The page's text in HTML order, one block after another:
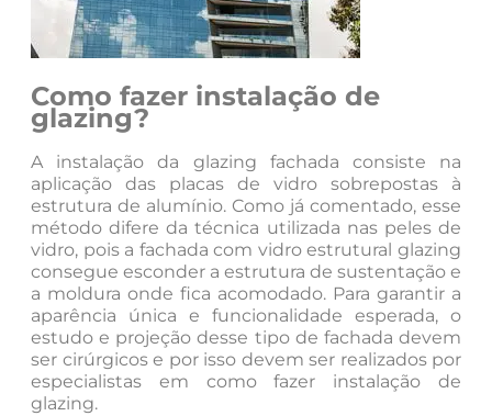
Como fazer instalação de
glazing?
A instalação da glazing fachada consiste na
aplicação das placas de vidro sobrepostas à
estrutura de alumínio. Como já comentado, esse
método difere da técnica utilizada nas peles de
vidro, pois a fachada com vidro estrutural glazing
consegue esconder a estrutura de sustentação e
a moldura onde fica acomodado. Para garantir a
aparência única e funcionalidade esperada, o
estudo e projeção desse tipo de fachada devem
ser cirúrgicos e por isso devem ser realizados por
especialistas em como fazer instalação de
glazing.